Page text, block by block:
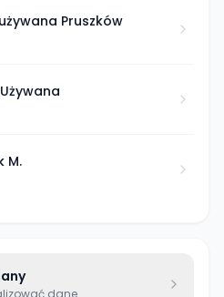
Pruszków
M.
dane